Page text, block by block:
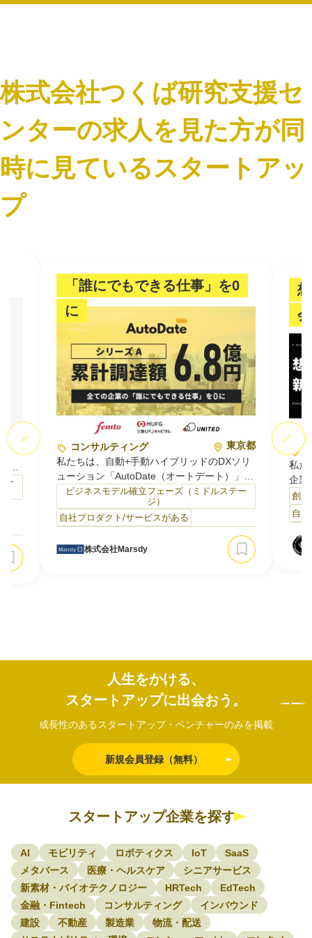
株式会社つくば研究支援セ
ンターの求人を見た方が同
時に見ているスタートアッ
プ
京都
まっ
タ
ー
「誰にでもできる仕事」を0
に
コンサルティング
東京都
私たちは、自動+手動ハイブリッドのDXソリ
ューション「AutoDate（オートデート）」を
開発・運用しています。
AutoDateは、エクセル等での日々の数値管
理・更新業務を自動化する法人向けサービス
です。RPAやAI、OCRなどの複数技術を業務
ごとに最適に組み合わせ、自動化しきれない
部分は人の手で補うことで、痒い所に手が届
ビジネスモデル確立フェーズ（ミドルステー
ジ）
自社プロダクト/サービスがある
株式会社Marsdy
私た
企業
再
を加
失わ
へ
創業
自
人生をかける、
スタートアップに出会おう。
成長性のあるスタートアップ・ベンチャーのみを掲載
新規会員登録（無料）
スタートアップ企業を探す
AI モビリティ ロボティクス IoT
SaaS
メタバース
医療・ヘルスケア
シニアサービス
新素材・バイオテクノロジー
HRTech
EdTech
金融・Fintech
コンサルティング
インバウンド
建設
不動産 製造業
物流・配送